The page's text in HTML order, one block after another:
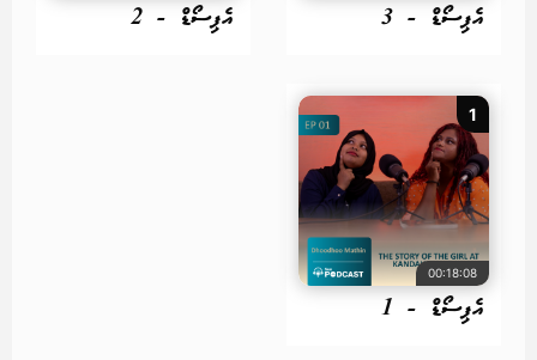
އެޕިސޯޑް - 3 އެޕިސޯޑް - 2
1
00:18:08
އެޕިސޯޑް - 1